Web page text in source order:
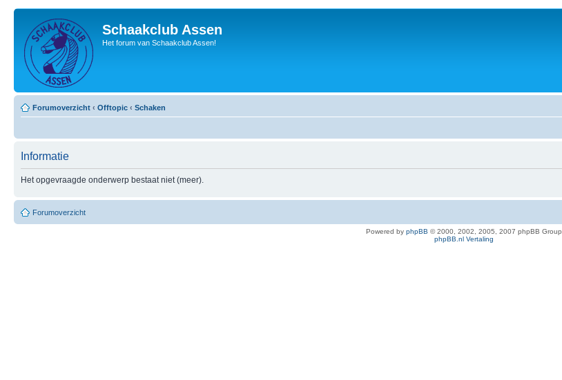
Schaakclub Assen
Het forum van Schaakclub Assen!
Forumoverzicht ‹ Offtopic ‹ Schaken
Informatie
Het opgevraagde onderwerp bestaat niet (meer).
Forumoverzicht
Powered by phpBB © 2000, 2002, 2005, 2007 phpBB Group
phpBB.nl Vertaling